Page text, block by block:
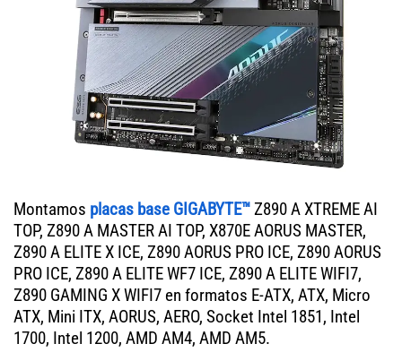
Montamos placas base GIGABYTE™Z890 A XTREME AI
TOP, Z890 A MASTER AI TOP, X870E AORUS MASTER,
Z890 A ELITE X ICE, Z890 AORUS PRO ICE, Z890 AORUS
PRO ICE, Z890 A ELITE WF7 ICE, Z890 A ELITE WIFI7,
Z890 GAMING X WIFI7 en formatos E-ATX, ATX, Micro
ATX, Mini ITX, AORUS, AERO, Socket Intel 1851, Intel
1700, Intel 1200, AMD AM4, AMD AM5.